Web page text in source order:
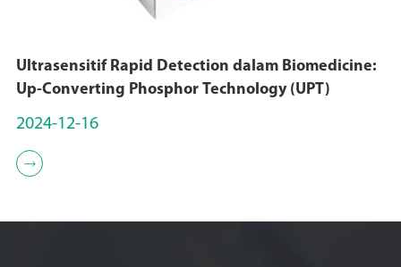
Ultrasensitif Rapid Detection dalam Biomedicine:
Up-Converting Phosphor Technology (UPT)
2024-12-16
